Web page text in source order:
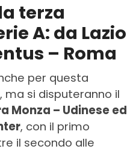
terza
A: da Lazio
– Roma
per questa
ma si disputeranno il
Monza – Udinese ed
, con il primo
il secondo alle